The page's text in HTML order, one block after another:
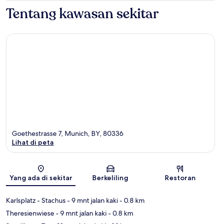
Tentang kawasan sekitar
Peta
Goethestrasse 7, Munich, BY, 80336
Lihat di peta
Yang ada di sekitar Berkeliling Restoran
Karlsplatz - Stachus- 9 mnt jalan kaki- 0.8 km
Theresienwiese- 9 mnt jalan kaki- 0.8 km